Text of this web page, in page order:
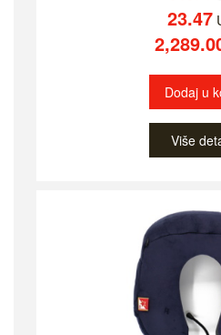
23.47
Dodaj u
Više